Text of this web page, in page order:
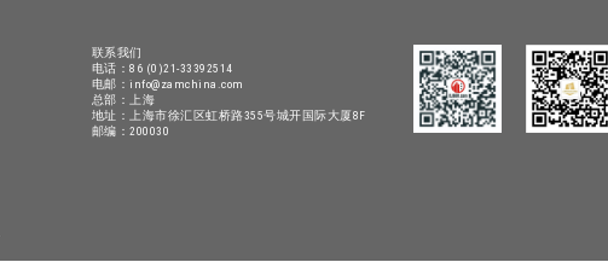
联系我们
电话：86 (0)21-33392514
电邮：info@zamchina.com
总部：上海
地址：上海市徐汇区虹桥路355号城开国际大厦8F
邮编：200030